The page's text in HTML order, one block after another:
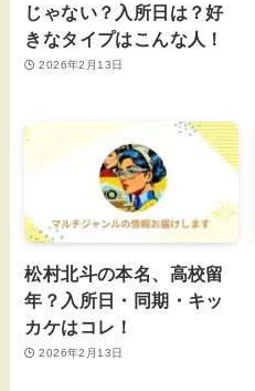
じゃない？入所日は？好
きなタイプはこんな人！
2026年2月13日
松村北斗の本名、高校留
年？入所日・同期・キッ
カケはコレ！
2026年2月13日